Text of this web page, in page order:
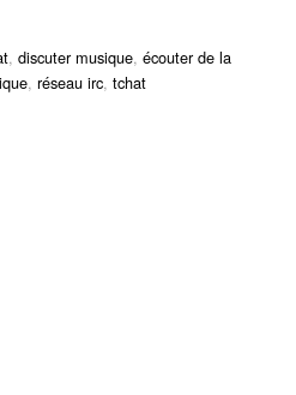
, discuter musique, écouter de la
, réseau irc, tchat